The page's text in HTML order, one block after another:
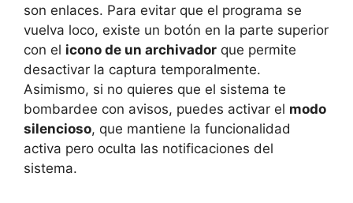
son enlaces. Para evitar que el programa se
vuelva loco, existe un botón en la parte superior
con el icono de un archivador que permite
desactivar la captura temporalmente.
Asimismo, si no quieres que el sistema te
bombardee con avisos, puedes activar el modo
silencioso, que mantiene la funcionalidad
activa pero oculta las notificaciones del
sistema.